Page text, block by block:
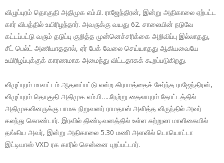
விழுப்புரம் தொகுதி அதிமுக எம்.பி. ராஜேந்திரன், இன்று அதிகாலை ஏற்பட்ட
கார் விபத்தில் உயிரிழந்தார். அவருக்கு வயது 62. சாலையின் நடுவே
கட்டப்பட்டு வரும் தடுப்பு குறித்த முன்னெச்சரிக்கை அறிவிப்பு இல்லாதது,
சீட் பெல்ட் அணியாததால், ஏர் பேக் வேலை செய்யாதது ஆகியவையே
உயிரிழப்புக்குக் காரணமாக அமைந்து விட்டதாகக் கூறப்படுகிறது.
விழுப்புரம் மாவட்டம் ஆதனப்பட்டு என்ற கிராமத்தைச் சேர்ந்த ராஜேந்திரன்,
விழுப்புரம் தொகுதி அதிமுக எம்.பி…..நேற்று தைலாபுரம் தோட்டத்தில்
அதிமுகவினருக்கு பாமக நிறுவனர் ராமதாஸ் அளித்த விருந்தில் அவர்
கலந்து கொண்டார். இரவில் திண்டிவனத்தில் உள்ள சுற்றுலா மாளிகையில்
தங்கிய அவர், இன்று அதிகாலை 5.30 மணி அளவில் டொயொட்டா
இட்டியாஸ் VXD ரக காரில் சென்னை புறப்பட்டார்.